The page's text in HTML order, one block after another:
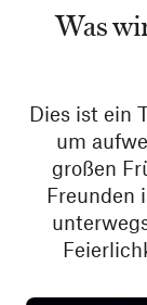
Was
Dies ist ein
um
großen
Freunden